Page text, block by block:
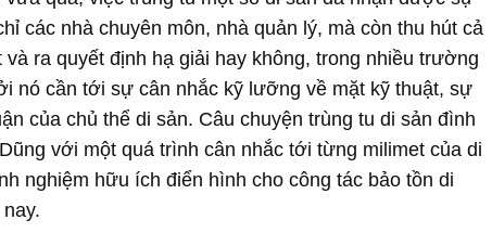
các nhà chuyên môn, nhà quản lý, mà còn thu hút cả
ra quyết định hạ giải hay không, trong nhiều trường
nó cần tới sự cân nhắc kỹ lưỡng về mặt kỹ thuật, sự
của chủ thể di sản. Câu chuyện trùng tu di sản đình
với một quá trình cân nhắc tới từng milimet của di
nghiệm hữu ích điển hình cho công tác bảo tồn di